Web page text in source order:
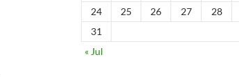
24
25 26 27 28
31
« Jul